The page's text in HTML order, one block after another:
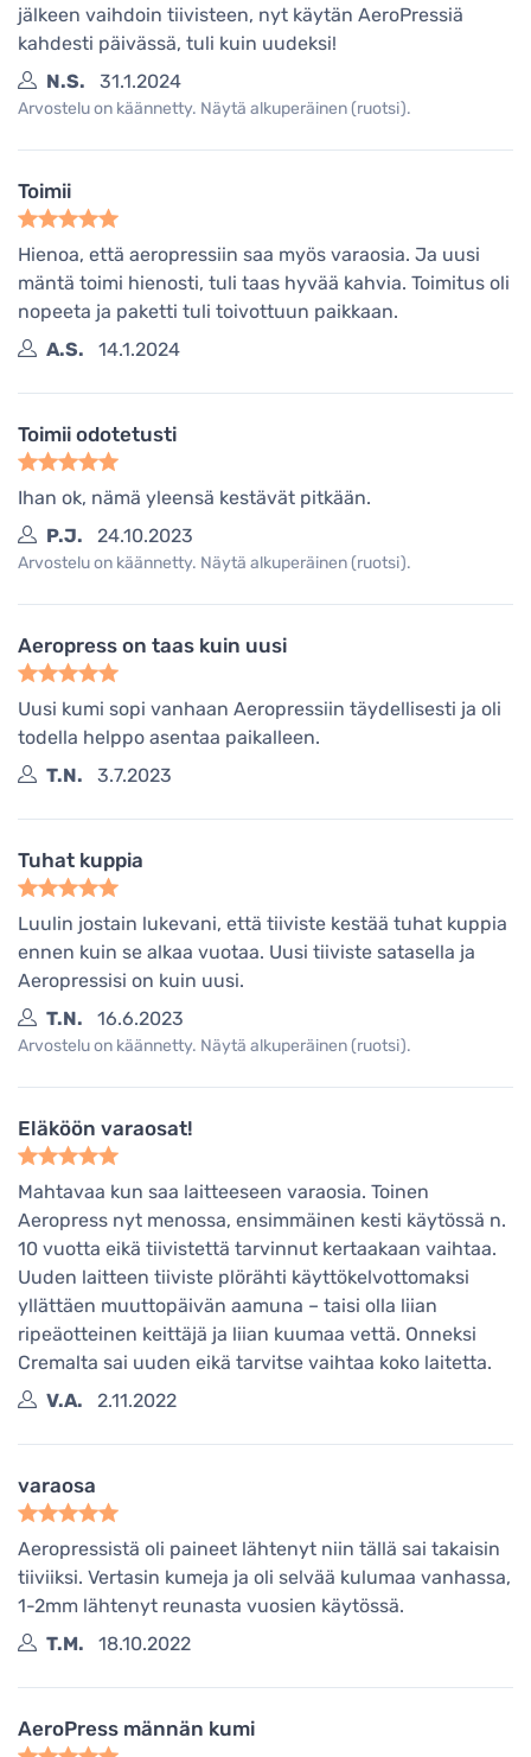
jälkeen vaihdoin tiivisteen, nyt käytän AeroPressiä
kahdesti päivässä, tuli kuin uudeksi!
N.S.
31.1.2024
Arvostelu on käännetty. Näytä alkuperäinen (ruotsi).
Toimii
Hienoa, että aeropressiin saa myös varaosia. Ja uusi
mäntä toimi hienosti, tuli taas hyvää kahvia. Toimitus oli
nopeeta ja paketti tuli toivottuun paikkaan.
A.S.
14.1.2024
Toimii odotetusti
Ihan ok, nämä yleensä kestävät pitkään.
P.J.
24.10.2023
Arvostelu on käännetty. Näytä alkuperäinen (ruotsi).
Aeropress on taas kuin uusi
Uusi kumi sopi vanhaan Aeropressiin täydellisesti ja oli
todella helppo asentaa paikalleen.
T.N.
3.7.2023
Tuhat kuppia
Luulin jostain lukevani, että tiiviste kestää tuhat kuppia
ennen kuin se alkaa vuotaa. Uusi tiiviste satasella ja
Aeropressisi on kuin uusi.
T.N.
16.6.2023
Arvostelu on käännetty. Näytä alkuperäinen (ruotsi).
Eläköön varaosat!
Mahtavaa kun saa laitteeseen varaosia. Toinen
Aeropress nyt menossa, ensimmäinen kesti käytössä n.
10 vuotta eikä tiivistettä tarvinnut kertaakaan vaihtaa.
Uuden laitteen tiiviste plörähti käyttökelvottomaksi
yllättäen muuttopäivän aamuna – taisi olla liian
ripeäotteinen keittäjä ja liian kuumaa vettä. Onneksi
Cremalta sai uuden eikä tarvitse vaihtaa koko laitetta.
V.A.
2.11.2022
varaosa
Aeropressistä oli paineet lähtenyt niin tällä sai takaisin
tiiviiksi. Vertasin kumeja ja oli selvää kulumaa vanhassa,
1-2mm lähtenyt reunasta vuosien käytössä.
T.M.
18.10.2022
AeroPress männän kumi